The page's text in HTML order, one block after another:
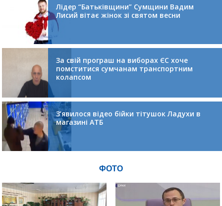
Лідер “Батьківщини” Сумщини Вадим
Лисий вітає жінок зі святом весни
За свій програш на виборах ЄС хоче
помститися сумчанам транспортним
колапсом
З’явилося відео бійки тітушок Ладухи в
магазині АТБ
ФОТО